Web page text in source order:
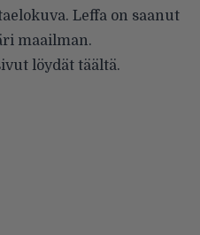
Leffa on saanut
maailman.
löydät täältä.